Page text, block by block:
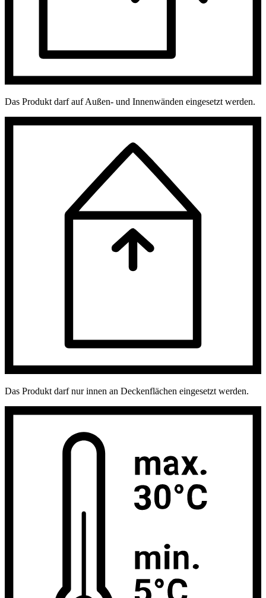
Das Produkt darf auf Außen- und Innenwänden eingesetzt werden.
Das Produkt darf nur innen an Deckenflächen eingesetzt werden.